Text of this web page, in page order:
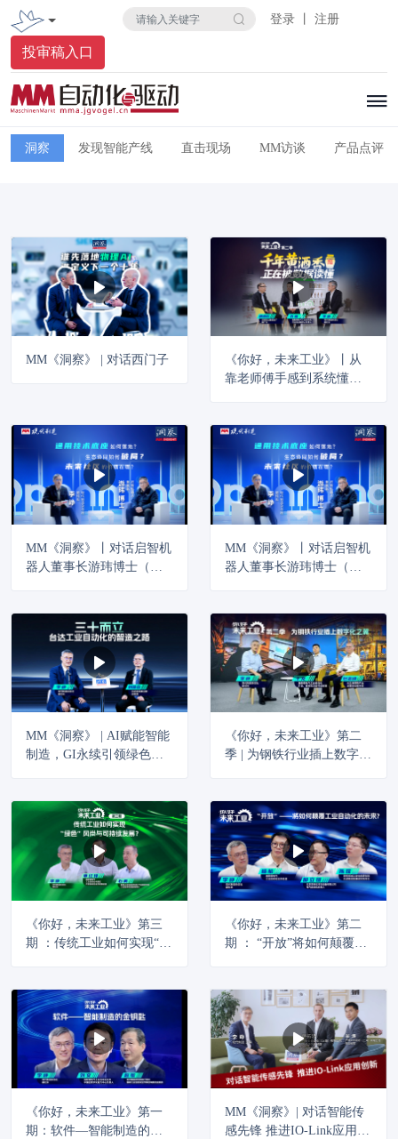
登录 丨 注册
投审稿入口
洞察 发现智能产线 直击现场 MM访谈 产品点评
MM《洞察》 | 对话西门子
《你好，未来工业》丨从
靠老师傅手感到系统懂工
字化的翅膀
MM《洞察》丨对话启智机
器人董事长游玮博士（下
MM《洞察》丨对话启智机
器人董事长游玮博士（上
MM《洞察》 | AI赋能智能
制造，GI永续引领绿色转
《你好，未来工业》第二
季 | 为钢铁行业插上数字化
《你好，未来工业》第三
期 ：传统工业如何实现“绿
《你好，未来工业》第二
期 ： “开放”将如何颠覆工
《你好，未来工业》第一
期：软件—智能制造的金
MM《洞察》| 对话智能传
感先锋 推进IO-Link应用创